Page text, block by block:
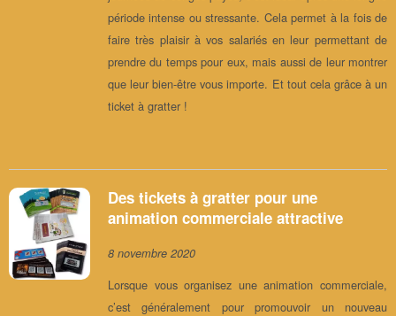
période intense ou stressante. Cela permet à la fois de
faire très plaisir à vos salariés en leur permettant de
prendre du temps pour eux, mais aussi de leur montrer
que leur bien-être vous importe. Et tout cela grâce à un
ticket à gratter !
Des tickets à gratter pour une
animation commerciale attractive
8 novembre 2020
Lorsque vous organisez une animation commerciale,
c’est généralement pour promouvoir un nouveau